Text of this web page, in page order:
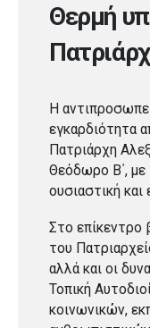
Θερμή
Η
εγκαρδιότητα
Πατριάρχη
Θεόδωρο Β΄, με
ουσιαστική
Στο επίκεντρο
του
αλλά και οι
Τοπική
κοινωνικών,